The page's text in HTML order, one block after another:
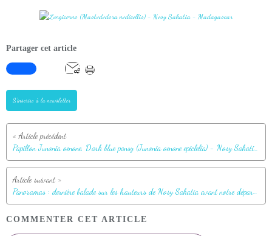
Partager cet article
S'inscrire à la newsletter
Papillon Junonia oenone, Dark blue pansy (Junonia oenone epiclelia) - Nosy Sakatia - Madagascar
Panoramas : dernière balade sur les hauteurs de Nosy Sakatia avant notre départ - Madagascar
COMMENTER CET ARTICLE